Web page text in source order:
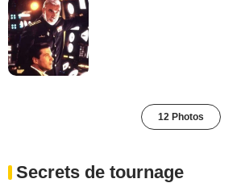
12 Photos
Secrets de tournage